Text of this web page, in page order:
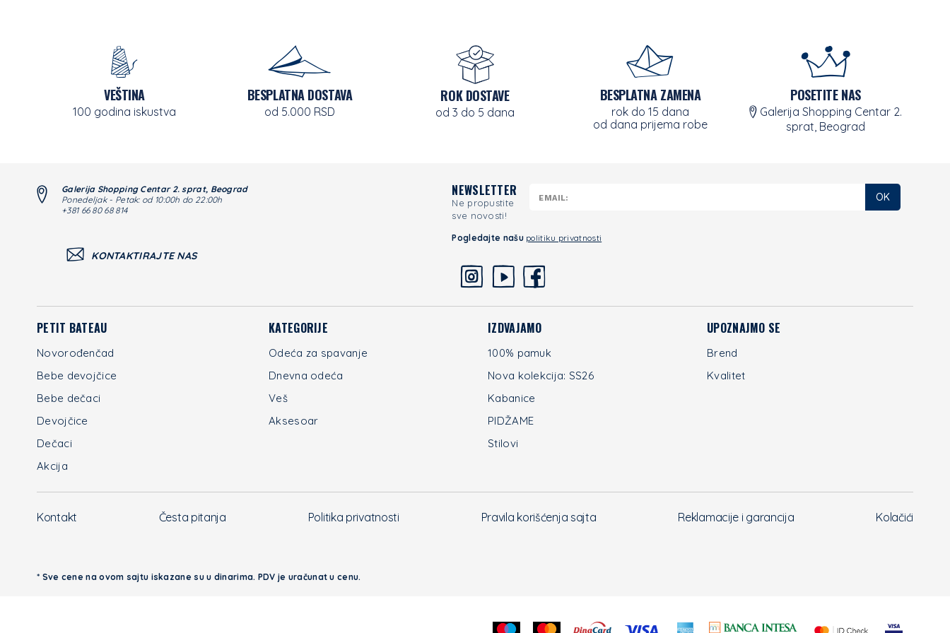
VEŠTINA
100 godina iskustva
BESPLATNA DOSTAVA
od 5.000 RSD
ROK DOSTAVE
od 3 do 5 dana
BESPLATNA ZAMENA
rok do 15 dana
od dana prijema robe
POSETITE NAS
Galerija Shopping Centar 2.
sprat, Beograd
Galerija Shopping Centar 2. sprat, Beograd
Ponedeljak - Petak: od 10:00h do 22:00h
+381 66 80 68 814
KONTAKTIRAJTE NAS
NEWSLETTER
Ne propustite
sve novosti!
OK
Pogledajte našu politiku privatnosti
PETIT BATEAU
Novorođenčad
Bebe devojčice
Bebe dečaci
Devojčice
Dečaci
Akcija
KATEGORIJE
Odeća za spavanje
Dnevna odeća
Veš
Aksesoar
IZDVAJAMO
100% pamuk
Nova kolekcija: SS26
Kabanice
PIDŽAME
Stilovi
UPOZNAJMO SE
Brend
Kvalitet
Kontakt Česta pitanja Politika privatnosti Pravila korišćenja sajta Reklamacije i garancija Kolačići
* Sve cene na ovom sajtu iskazane su u dinarima. PDV je uračunat u cenu.